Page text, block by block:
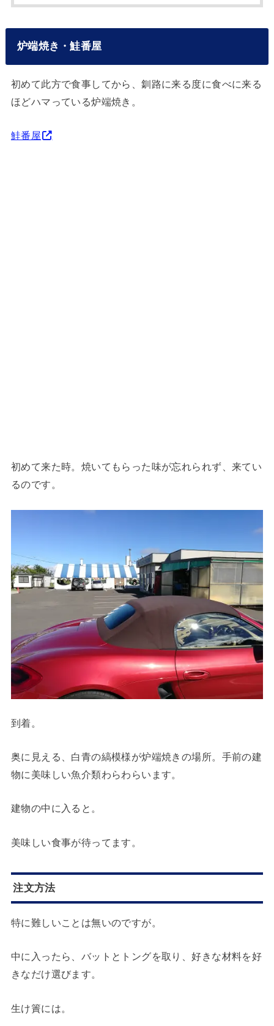
炉端焼き・鮭番屋
初めて此方で食事してから、釧路に来る度に食べに来る
ほどハマっている炉端焼き。
鮭番屋
初めて来た時。焼いてもらった味が忘れられず、来てい
るのです。
到着。
奥に見える、白青の縞模様が炉端焼きの場所。手前の建
物に美味しい魚介類わらわらいます。
建物の中に入ると。
美味しい食事が待ってます。
注文方法
特に難しいことは無いのですが。
中に入ったら、バットとトングを取り、好きな材料を好
きなだけ選びます。
生け簀には。